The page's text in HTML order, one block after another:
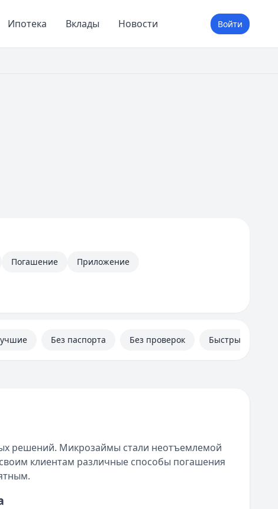
Ипотека Вклады Новости Войти
Погашение Приложение
Без паспорта Без проверок Быстрые
решений. Микрозаймы стали неотъемлемой
клиентам различные способы погашения